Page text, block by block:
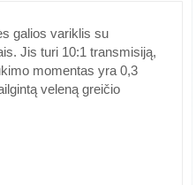
galios variklis su
Jis turi 10:1 transmisiją,
momentas yra 0,3
veleną greičio